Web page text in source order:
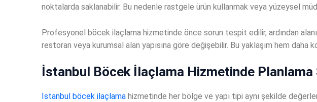
noktalarda saklanabilir. Bu nedenle rastgele ürün kullanmak veya yüzeysel
Profesyonel böcek ilaçlama hizmetinde önce sorun tespit edilir, ardından
restoran veya kurumsal alan yapısına göre değişebilir. Bu yaklaşım hem daha
İstanbul Böcek İlaçlama Hizmetinde Planlama
İstanbul böcek ilaçlama hizmetinde her bölge ve yapı tipi aynı şekilde